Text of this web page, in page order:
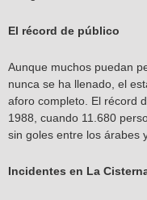
El récord de público
Aunque muchos puedan
nunca se ha llenado, el
aforo completo. El récord
1988, cuando 11.680
sin goles entre los árabes
Incidentes en La